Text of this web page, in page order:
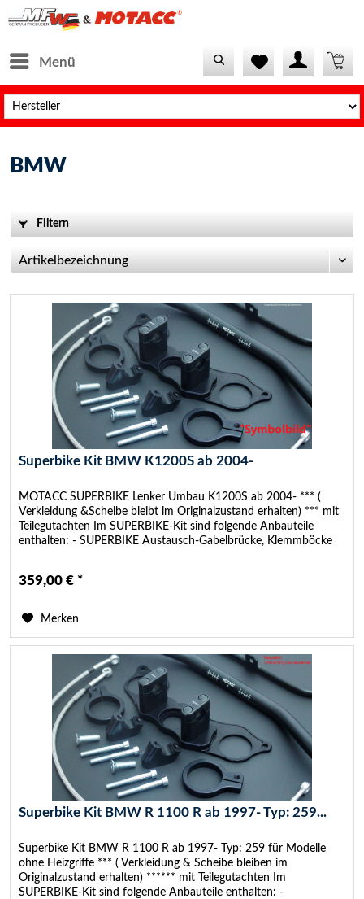
Menü
BMW
Filtern
Superbike Kit BMW K1200S ab 2004-
MOTACC SUPERBIKE Lenker Umbau K1200S ab 2004- *** (
Verkleidung &Scheibe bleibt im Originalzustand erhalten) *** mit
Teilegutachten Im SUPERBIKE-Kit sind folgende Anbauteile
enthalten: - SUPERBIKE Austausch-Gabelbrücke, Klemmböcke
359,00 € *
Merken
Superbike Kit BMW R 1100 R ab 1997- Typ: 259...
Superbike Kit BMW R 1100 R ab 1997- Typ: 259 für Modelle
ohne Heizgriffe *** ( Verkleidung & Scheibe bleiben im
Originalzustand erhalten) ****** mit Teilegutachten Im
SUPERBIKE-Kit sind folgende Anbauteile enthalten: -